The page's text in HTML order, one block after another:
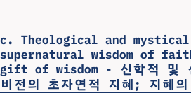
c. Theological and mystical
supernatural wisdom of
gift of wisdom - 신학적 및
비전의 초자연적 지혜; 지혜